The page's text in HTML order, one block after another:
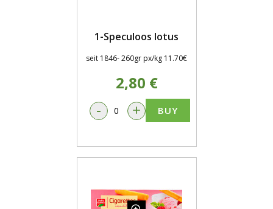
1-Speculoos lotus
seit 1846- 260gr px/kg 11.70€
2,80 €
- + BUY